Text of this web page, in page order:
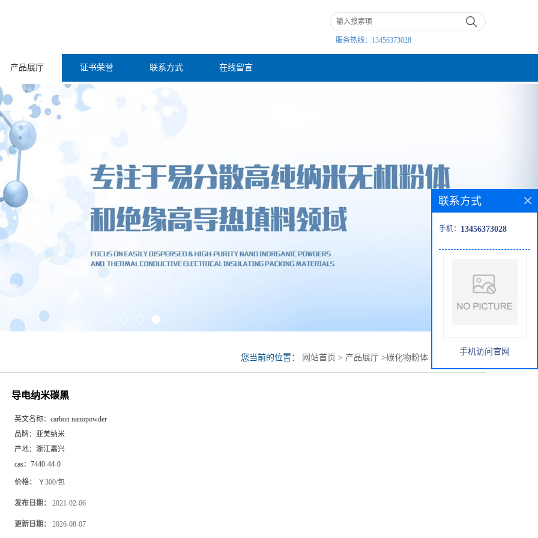
服务热线： 13456373028
产品展厅 证书荣誉 联系方式 在线留言
您当前的位置： 网站首页 > 产品展厅 >碳化物粉体 > 导电纳米碳黑
导电纳米碳黑
英文名称： carbon nanopowder
品牌： 亚美纳米
产地： 浙江嘉兴
cas： 7440-44-0
价格： ￥300/包
发布日期： 2021-02-06
更新日期： 2026-08-07
联系方式
手机： 13456373028
手机访问官网